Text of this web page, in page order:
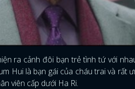
FACEBOOK
ra cảnh đôi bạn trẻ tình tứ với
Hui là bạn gái của cháu trai và rất
viên cấp dưới Ha Ri.